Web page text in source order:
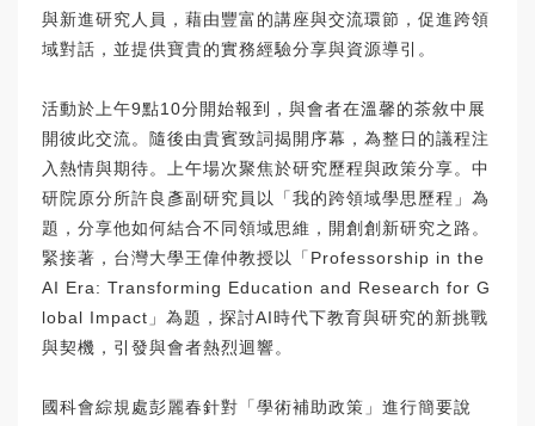
與新進研究人員，藉由豐富的講座與交流環節，促進跨領
域對話，並提供寶貴的實務經驗分享與資源導引。
活動於上午9點10分開始報到，與會者在溫馨的茶敘中展
開彼此交流。隨後由貴賓致詞揭開序幕，為整日的議程注
入熱情與期待。上午場次聚焦於研究歷程與政策分享。中
研院原分所許良彥副研究員以「我的跨領域學思歷程」為
題，分享他如何結合不同領域思維，開創創新研究之路。
緊接著，台灣大學王偉仲教授以「Professorship in the
AI Era: Transforming Education and Research for G
lobal Impact」為題，探討AI時代下教育與研究的新挑戰
與契機，引發與會者熱烈迴響。
國科會綜規處彭麗春針對「學術補助政策」進行簡要說